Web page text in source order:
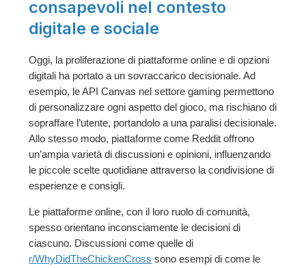
consapevoli nel contesto
digitale e sociale
Oggi, la proliferazione di piattaforme online e di opzioni
digitali ha portato a un sovraccarico decisionale. Ad
esempio, le API Canvas nel settore gaming permettono
di personalizzare ogni aspetto del gioco, ma rischiano di
sopraffare l’utente, portandolo a una paralisi decisionale.
Allo stesso modo, piattaforme come Reddit offrono
un’ampia varietà di discussioni e opinioni, influenzando
le piccole scelte quotidiane attraverso la condivisione di
esperienze e consigli.
Le piattaforme online, con il loro ruolo di comunità,
spesso orientano inconsciamente le decisioni di
ciascuno. Discussioni come quelle di
r/WhyDidTheChickenCross sono esempi di come le